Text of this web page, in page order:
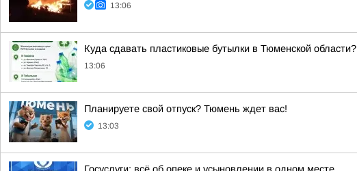
13:06
Куда сдавать пластиковые бутылки в Тюменской области?
13:06
Планируете свой отпуск? Тюмень ждет вас!
13:03